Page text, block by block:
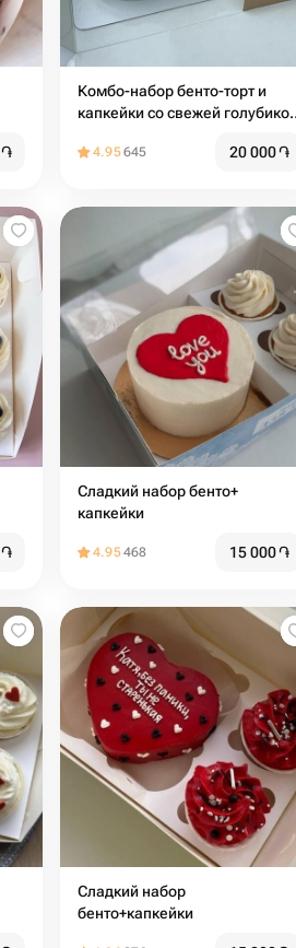
֏
Комбо-набор бенто-торт и
капкейки со свежей
(2 шт)
4.95645 20 000֏
֏
Сладкий набор бенто+
капкейки
4.95468 15 000֏
Сладкий набор
бенто+капкейки